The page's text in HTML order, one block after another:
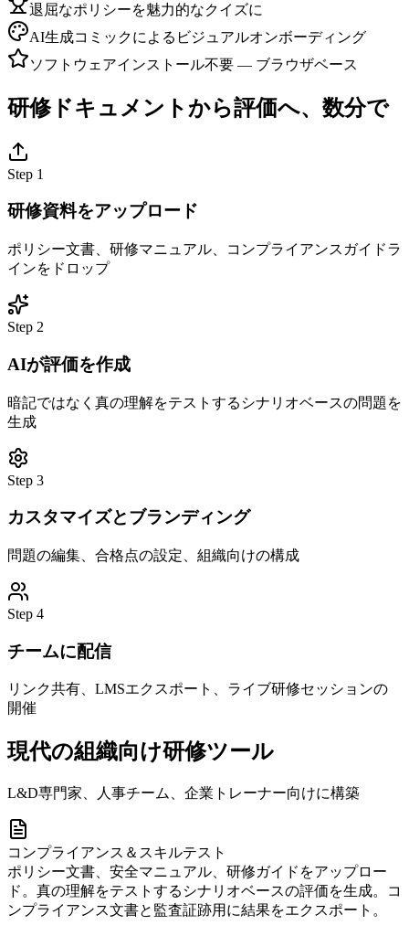
退屈なポリシーを魅力的なクイズに
AI生成コミックによるビジュアルオンボーディング
ソフトウェアインストール不要 — ブラウザベース
研修ドキュメントから評価へ、数分で
Step 1
研修資料をアップロード
ポリシー文書、研修マニュアル、コンプライアンスガイドラ
インをドロップ
Step 2
AIが評価を作成
暗記ではなく真の理解をテストするシナリオベースの問題を
生成
Step 3
カスタマイズとブランディング
問題の編集、合格点の設定、組織向けの構成
Step 4
チームに配信
リンク共有、LMSエクスポート、ライブ研修セッションの
開催
現代の組織向け研修ツール
L&D専門家、人事チーム、企業トレーナー向けに構築
コンプライアンス＆スキルテスト
ポリシー文書、安全マニュアル、研修ガイドをアップロー
ド。真の理解をテストするシナリオベースの評価を生成。コ
ンプライアンス文書と監査証跡用に結果をエクスポート。